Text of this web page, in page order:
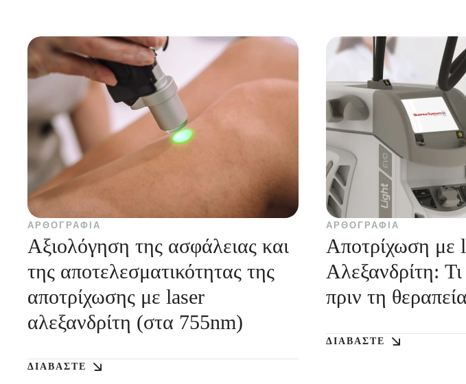
ΑΡΘΟΓΡΑΦΊΑ
Αξιολόγηση της ασφάλειας και
της αποτελεσματικότητας της
αποτρίχωσης με laser
αλεξανδρίτη (στα 755nm)
ΔΙΑΒΆΣΤΕ
ΑΡΘΟΓΡΑΦΊΑ
Αποτρίχωση με
Αλεξανδρίτη:
πριν τη
ΔΙΑΒΆΣΤΕ